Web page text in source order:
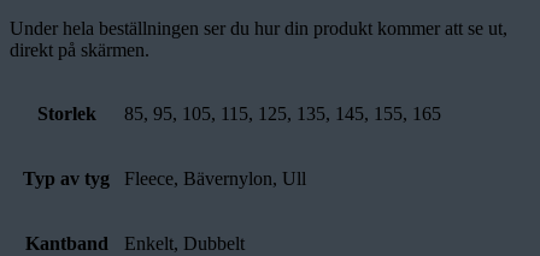
Under hela beställningen ser du hur din produkt kommer att se ut,
direkt på skärmen.
Storlek 85, 95, 105, 115, 125, 135, 145, 155, 165
Typ av tyg Fleece, Bävernylon, Ull
Kantband Enkelt, Dubbelt